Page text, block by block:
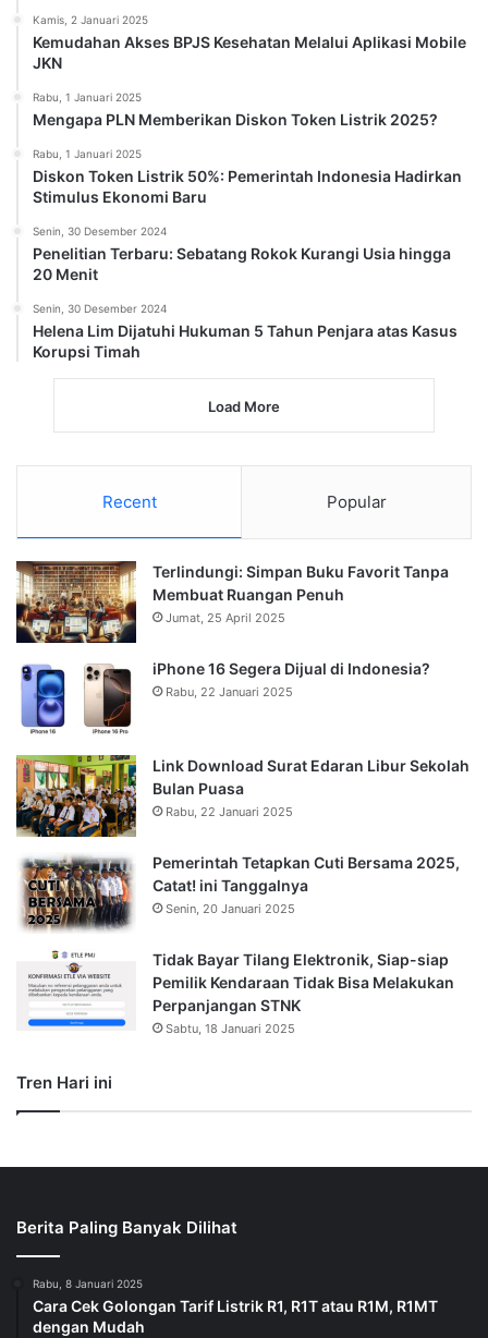
Kamis, 2 Januari 2025
Kemudahan Akses BPJS Kesehatan Melalui Aplikasi Mobile
JKN
Rabu, 1 Januari 2025
Mengapa PLN Memberikan Diskon Token Listrik 2025?
Rabu, 1 Januari 2025
Diskon Token Listrik 50%: Pemerintah Indonesia Hadirkan
Stimulus Ekonomi Baru
Senin, 30 Desember 2024
Penelitian Terbaru: Sebatang Rokok Kurangi Usia hingga
20 Menit
Senin, 30 Desember 2024
Helena Lim Dijatuhi Hukuman 5 Tahun Penjara atas Kasus
Korupsi Timah
Load More
Recent Popular
Terlindungi: Simpan Buku Favorit Tanpa
Membuat Ruangan Penuh
Jumat, 25 April 2025
iPhone 16 Segera Dijual di Indonesia?
Rabu, 22 Januari 2025
Link Download Surat Edaran Libur Sekolah
Bulan Puasa
Rabu, 22 Januari 2025
Pemerintah Tetapkan Cuti Bersama 2025,
Catat! ini Tanggalnya
Senin, 20 Januari 2025
Tidak Bayar Tilang Elektronik, Siap-siap
Pemilik Kendaraan Tidak Bisa Melakukan
Perpanjangan STNK
Sabtu, 18 Januari 2025
Tren Hari ini
Berita Paling Banyak Dilihat
Rabu, 8 Januari 2025
Cara Cek Golongan Tarif Listrik R1, R1T atau R1M, R1MT
dengan Mudah